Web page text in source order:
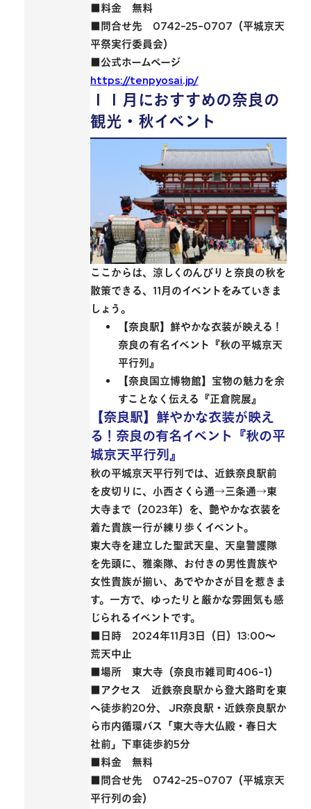
■料金 無料
■問合せ先 0742-25-0707（平城京天
平祭実行委員会）
■公式ホームページ
https://tenpyosai.jp/
１１月におすすめの奈良の
観光・秋イベント
ここからは、涼しくのんびりと奈良の秋を
散策できる、11月のイベントをみていきま
しょう。
【奈良駅】鮮やかな衣装が映える！
奈良の有名イベント『秋の平城京天
平行列』
【奈良国立博物館】宝物の魅力を余
すことなく伝える『正倉院展』
【奈良駅】鮮やかな衣装が映え
る！奈良の有名イベント『秋の平
城京天平行列』
秋の平城京天平行列では、 近鉄奈良駅前
を皮切りに、小西さくら通→三条通→東
大寺まで（2023年）を、艶やかな衣装を
着た貴族一行が練り歩くイベント。
東大寺を建立した聖武天皇、天皇警護隊
を先頭に、雅楽隊、お付きの男性貴族や
女性貴族が揃い、あでやかさが目を惹きま
す。一方で、 ゆったりと厳かな雰囲気も感
じられるイベントです。
■日時 2024年11月3日（日）13:00～
荒天中止
■場所 東大寺（奈良市雑司町406-1）
■アクセス 近鉄奈良駅から登大路町を東
へ徒歩約20分、 JR奈良駅・近鉄奈良駅か
ら市内循環バス「東大寺大仏殿・春日大
社前」下車徒歩約5分
■料金 無料
■問合せ先 0742-25-0707（平城京天
平行列の会）